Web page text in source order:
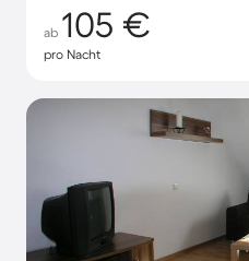
ab 105 €
pro Nacht